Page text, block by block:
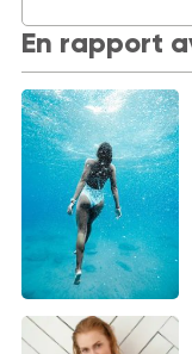
En rapport